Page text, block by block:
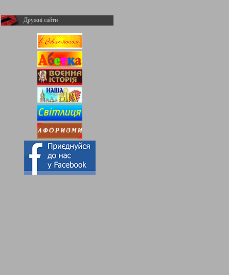
Дружні сайти